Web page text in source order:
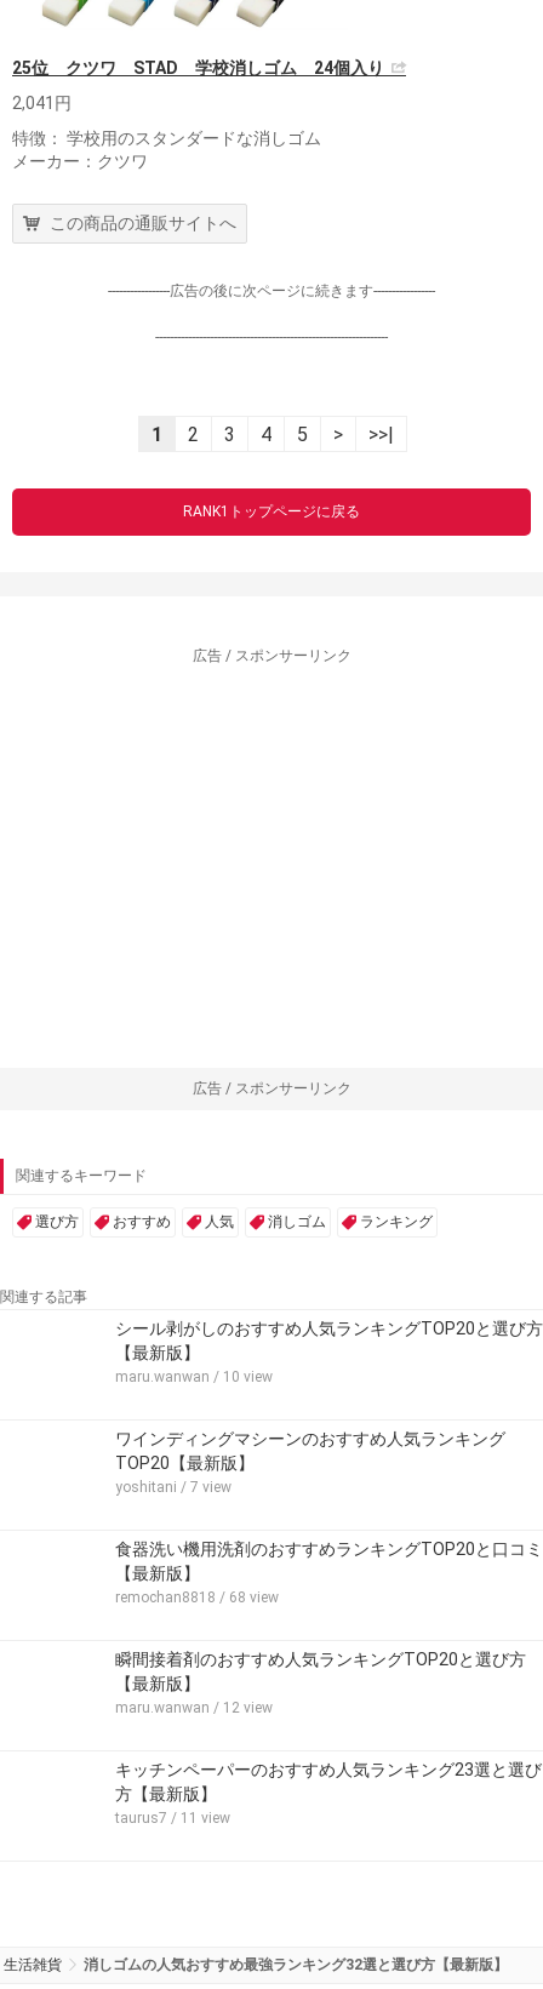
25位 クツワ STAD 学校消しゴム 24個入り
2,041円
特徴： 学校用のスタンダードな消しゴム
メーカー：クツワ
この商品の通販サイトへ
-----------------広告の後に次ページに続きます-----------------
----------------------------------------------------------------
1 2 3 4 5 > >>|
RANK1トップページに戻る
広告 / スポンサーリンク
広告 / スポンサーリンク
関連するキーワード
選び方 おすすめ 人気 消しゴム ランキング
関連する記事
シール剥がしのおすすめ人気ランキングTOP20と選び方
【最新版】
maru.wanwan / 10 view
ワインディングマシーンのおすすめ人気ランキング
TOP20【最新版】
yoshitani / 7 view
食器洗い機用洗剤のおすすめランキングTOP20と口コミ
【最新版】
remochan8818 / 68 view
瞬間接着剤のおすすめ人気ランキングTOP20と選び方
【最新版】
maru.wanwan / 12 view
キッチンペーパーのおすすめ人気ランキング23選と選び
方【最新版】
taurus7 / 11 view
生活雑貨 消しゴムの人気おすすめ最強ランキング32選と選び方【最新版】